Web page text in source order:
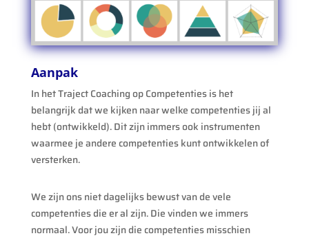
Aanpak
In het Traject Coaching op Competenties is het
belangrijk dat we kijken naar welke competenties jij al
hebt (ontwikkeld). Dit zijn immers ook instrumenten
waarmee je andere competenties kunt ontwikkelen of
versterken.
We zijn ons niet dagelijks bewust van de vele
competenties die er al zijn. Die vinden we immers
normaal. Voor jou zijn die competenties misschien